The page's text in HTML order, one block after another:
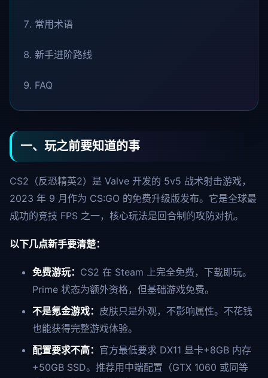
常用术语
新手进阶路线
FAQ
一、玩之前要知道的事
CS2（反恐精英2）是 Valve 开发的 5v5 战术射击游戏，
2023 年 9 月作为 CS:GO 的免费升级版发布。它是全球最
成功的竞技 FPS 之一，核心玩法是回合制的攻防对抗。
以下几点新手要清楚：
免费游玩： CS2 在 Steam 上完全免费，下载即玩。
Prime 状态为额外资格，但基础游戏免费。
不是氪金游戏： 皮肤只是外观，不影响属性。不花钱
也能获得完整游戏体验。
配置要求不高： 官方最低要求 DX11 显卡+8GB 内存
+50GB SSD。推荐用中端配置（GTX 1060 或同等